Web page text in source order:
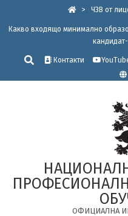
> ЧЗВ от
Какво входящо минимално
Търсене
Контакти
ОФИЦИАЛНА